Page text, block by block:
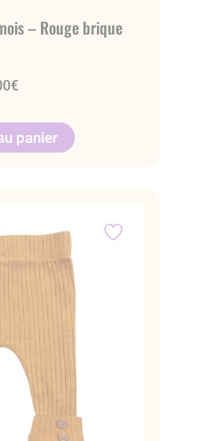
– Rouge brique
€
panier